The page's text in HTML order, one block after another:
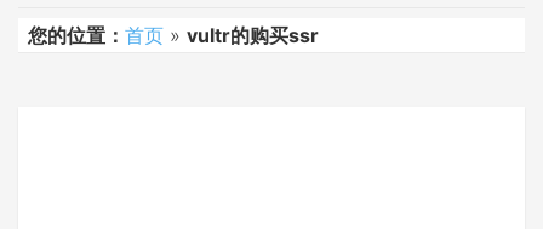
您的位置： 首页 » vultr的购买ssr